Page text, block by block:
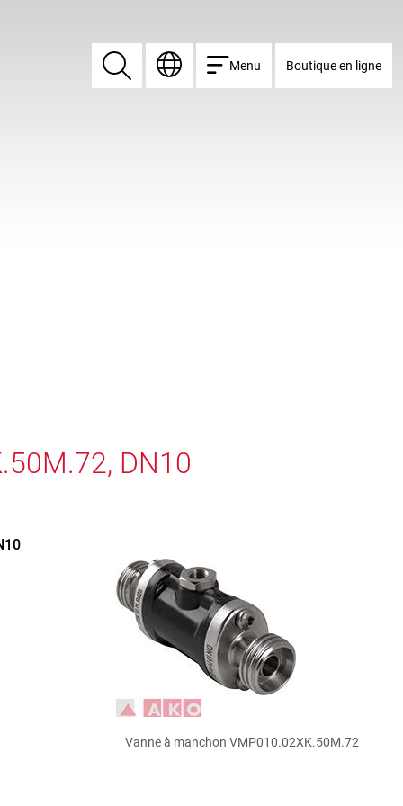
Rechercher
Rechercher Menu Boutique en ligne
DN10
Vanne à manchon VMP010.02XK.50M.72